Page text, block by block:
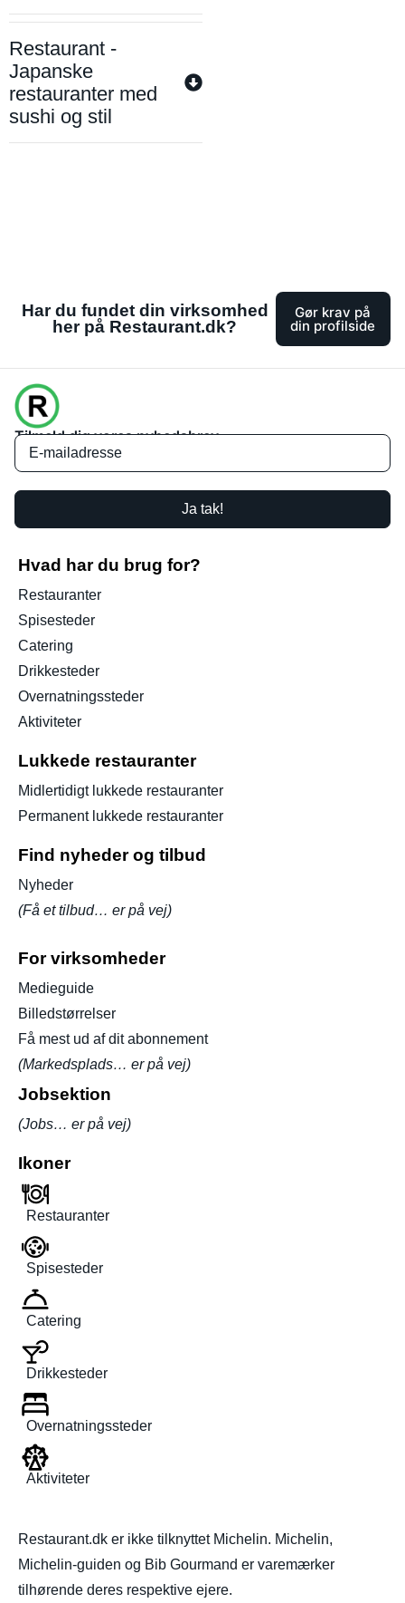
Restaurant -
Japanske
restauranter med
sushi og stil
Har du fundet din virksomhed
her på Restaurant.dk?
Gør krav på
din profilside
Tilmeld dig vores nyhedsbrev
Ja tak!
Hvad har du brug for?
Restauranter
Spisesteder
Catering
Drikkesteder
Overnatningssteder
Aktiviteter
Lukkede restauranter
Midlertidigt lukkede restauranter
Permanent lukkede restauranter
Find nyheder og tilbud
Nyheder
(Få et tilbud… er på vej)
For virksomheder
Medieguide
Billedstørrelser
Få mest ud af dit abonnement
(Markedsplads… er på vej)
Jobsektion
(Jobs… er på vej)
Ikoner
Restauranter
Spisesteder
Catering
Drikkesteder
Overnatningssteder
Aktiviteter
Restaurant.dk er ikke tilknyttet Michelin. Michelin,
Michelin-guiden og Bib Gourmand er varemærker
tilhørende deres respektive ejere.